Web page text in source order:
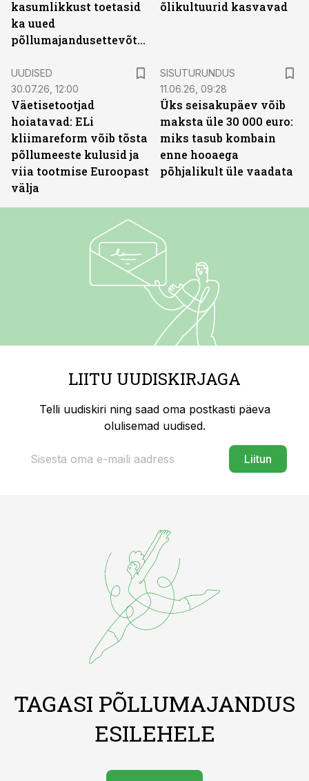
kasumlikkust toetasid
ka uued
põllumajandusettevõtted
õlikultuurid kasvavad
UUDISED
30.07.26, 12:00
Väetisetootjad
hoiatavad: ELi
kliimareform võib tõsta
põllumeeste kulusid ja
viia tootmise Euroopast
välja
SISUTURUNDUS
11.06.26, 09:28
Üks seisakupäev võib
maksta üle 30 000 euro:
miks tasub kombain
enne hooaega
põhjalikult üle vaadata
LIITU UUDISKIRJAGA
Telli uudiskiri ning saad oma postkasti päeva
olulisemad uudised.
Liitun
TAGASI PÕLLUMAJANDUS
ESILEHELE